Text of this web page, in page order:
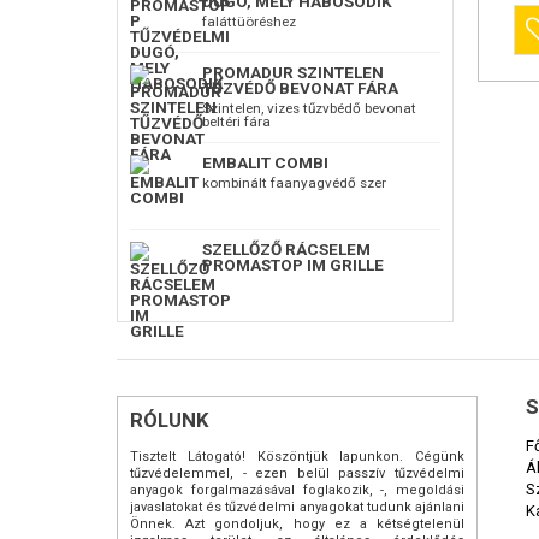
faláttüöréshez
PROMADUR SZINTELEN
TŰZVÉDŐ BEVONAT FÁRA
Szintelen, vizes tűzvbédő bevonat
beltéri fára
EMBALIT COMBI
kombinált faanyagvédő szer
SZELLŐZŐ RÁCSELEM
PROMASTOP IM GRILLE
hanem
-elmarad
kell
esetén
vagy
RÓLUNK
Tisztelt Látogató! Köszöntjük lapunkon. Cégünk
tűzvédelemmel, - ezen belül passzív tűzvédelmi
anyagok forgalmazásával foglakozik, -, megoldási
javaslatokat és tűzvédelmi anyagokat tudunk ajánlani
Önnek. Azt gondoljuk, hogy ez a kétségtelenül